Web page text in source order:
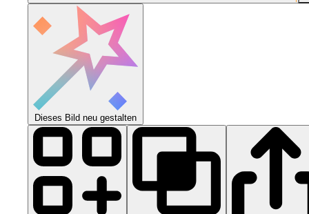
Dieses Bild neu gestalten